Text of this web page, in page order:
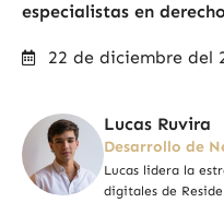
especialistas en
22 de diciembre del
Lucas Ruvira
Desarrollo de
Lucas lidera la
digitales de